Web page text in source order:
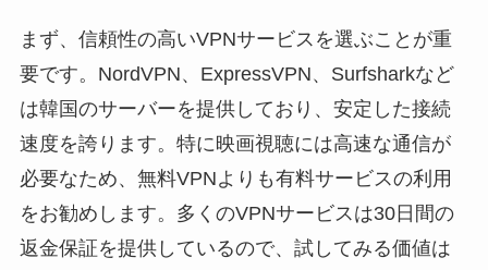
まず、信頼性の高いVPNサービスを選ぶことが重
要です。NordVPN、ExpressVPN、Surfsharkなど
は韓国のサーバーを提供しており、安定した接続
速度を誇ります。特に映画視聴には高速な通信が
必要なため、無料VPNよりも有料サービスの利用
をお勧めします。多くのVPNサービスは30日間の
返金保証を提供しているので、試してみる価値は